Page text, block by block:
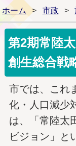
ホーム > 市政 >
第2期常陸
創生総合戦
市では、これ
化・人口減少
は、「常陸太
ビジョン」と